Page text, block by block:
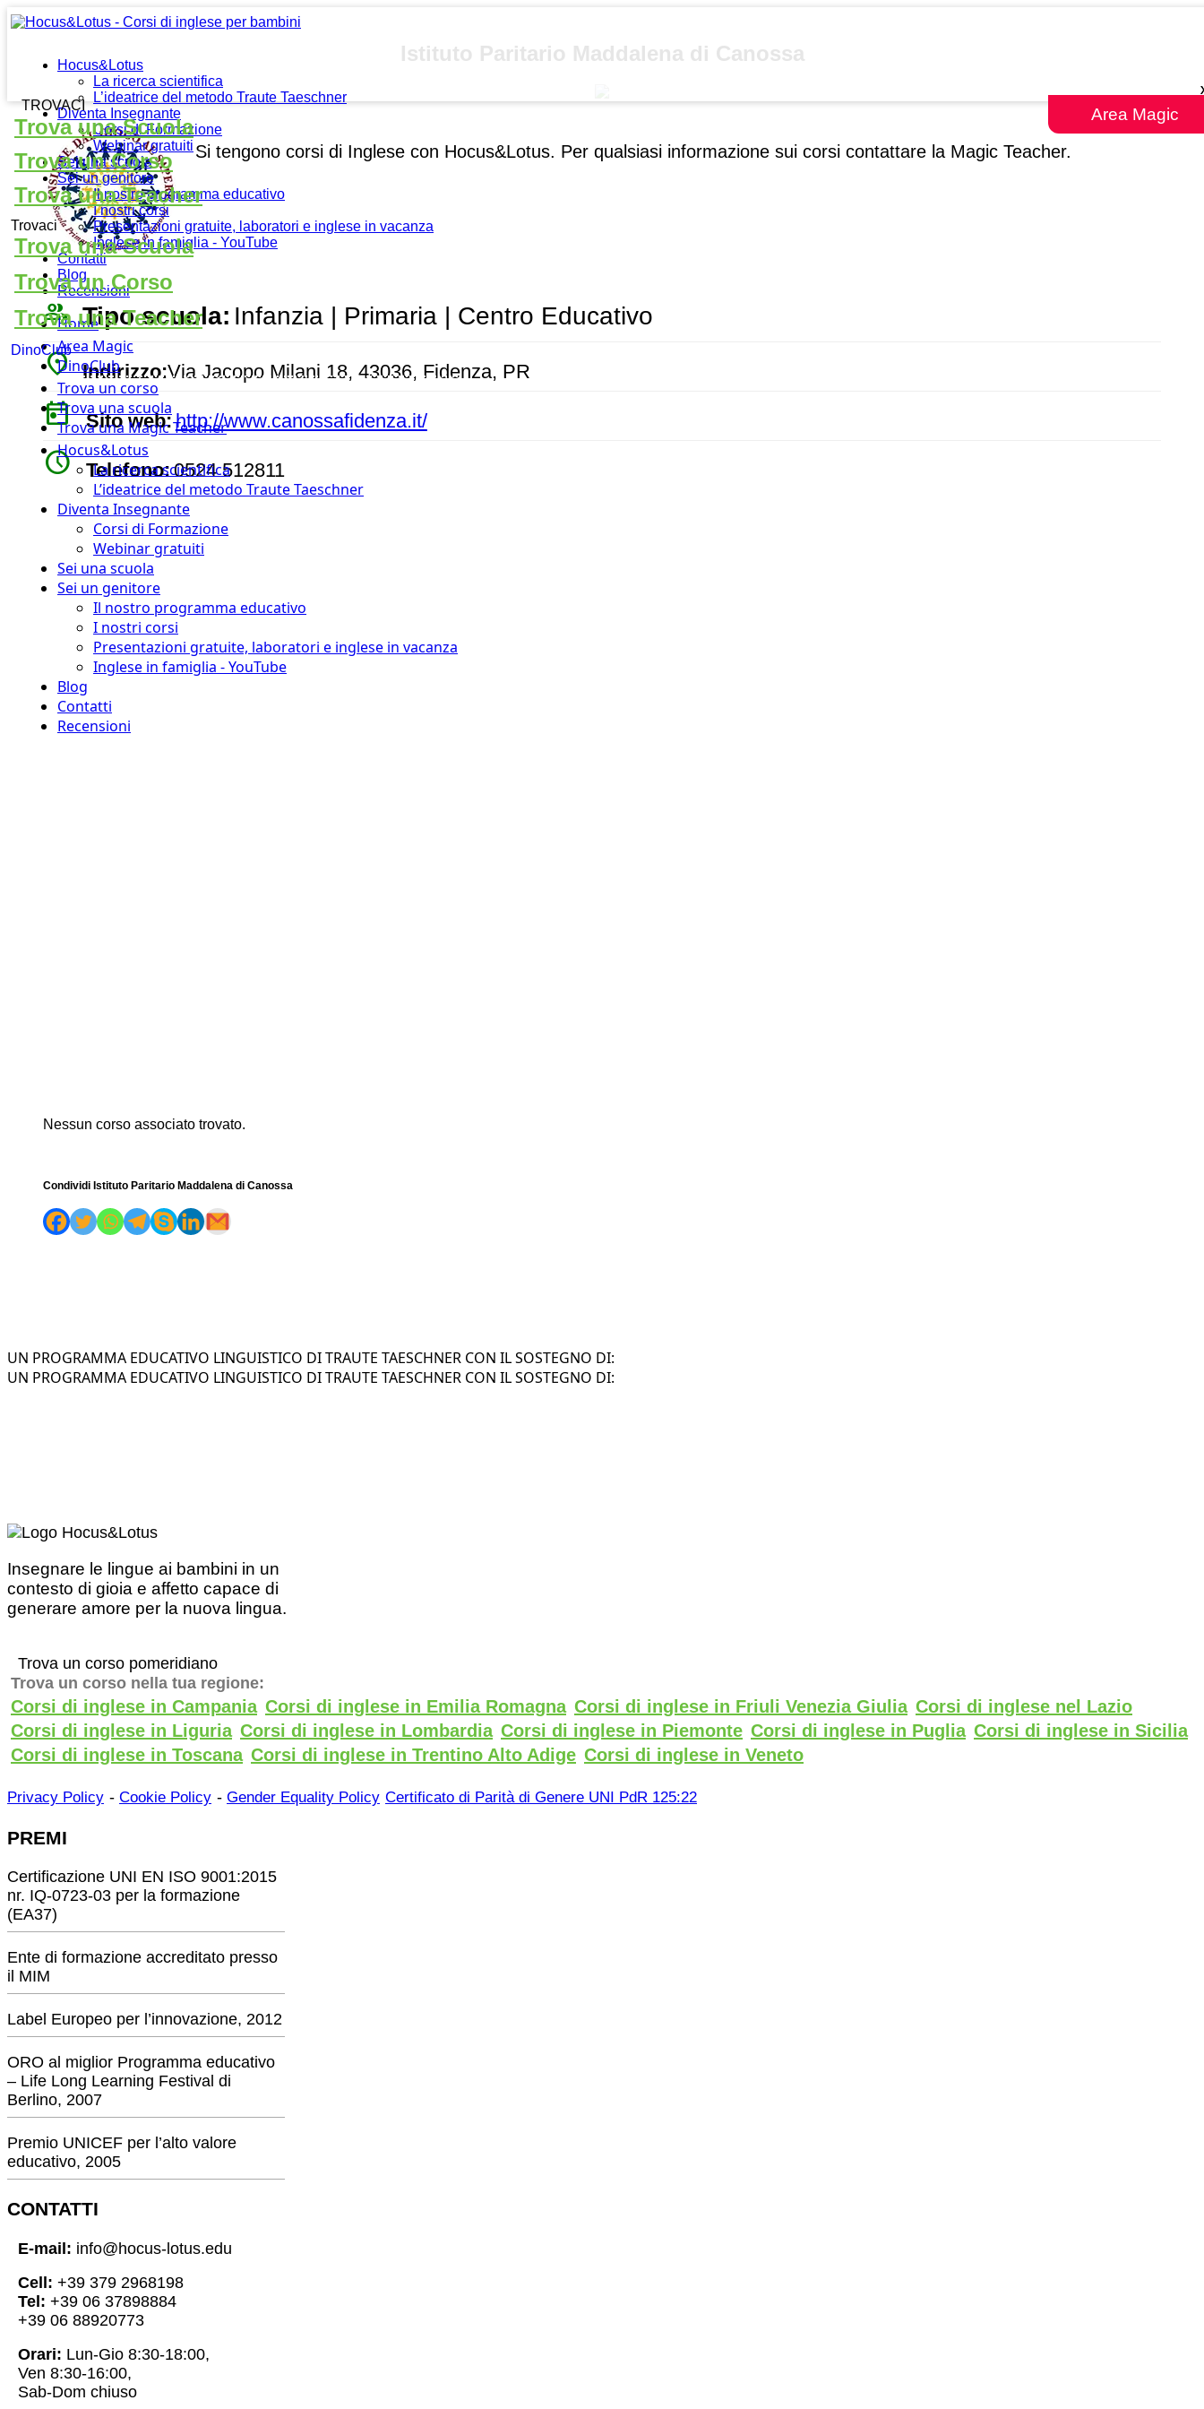
Hocus&Lotus
La ricerca scientifica
L’ideatrice del metodo Traute Taeschner
Diventa Insegnante
Corsi di Formazione
Webinar gratuiti
Sei una scuola
Sei un genitore
Il nostro programma educativo
I nostri corsi
Presentazioni gratuite, laboratori e inglese in vacanza
Inglese in famiglia - YouTube
Contatti
Blog
Recensioni
Home
Area Magic
DinoClub
Trova un corso
Trova una scuola
Trova una Magic Teacher
Hocus&Lotus
La ricerca scientifica
L’ideatrice del metodo Traute Taeschner
Diventa Insegnante
Corsi di Formazione
Webinar gratuiti
Sei una scuola
Sei un genitore
Il nostro programma educativo
I nostri corsi
Presentazioni gratuite, laboratori e inglese in vacanza
Inglese in famiglia - YouTube
Blog
Contatti
Recensioni
Area Magic
TROVACI
Trova una Scuola
Trova un Corso
Trova una Teacher
Trovaci
Trova una Scuola
Trova un Corso
Trova una Teacher
DinoClub
Istituto Paritario Maddalena di Canossa
Si tengono corsi di Inglese con Hocus&Lotus. Per qualsiasi informazione sui corsi contattare la Magic Teacher.
people_outline Tipo scuola: Infanzia | Primaria | Centro Educativo
place Indirizzo:Via Jacopo Milani 18, 43036, Fidenza, PR
today Sito web:http://www.canossafidenza.it/
watch_later Telefono:0524 512811
Nessun corso associato trovato.
Condividi Istituto Paritario Maddalena di Canossa
UN PROGRAMMA EDUCATIVO LINGUISTICO DI TRAUTE TAESCHNER CON IL SOSTEGNO DI:
UN PROGRAMMA EDUCATIVO LINGUISTICO DI TRAUTE TAESCHNER CON IL SOSTEGNO DI:
Insegnare le lingue ai bambini in un
contesto di gioia e affetto capace di
generare amore per la nuova lingua.
Trova un corso pomeridiano
Trova un corso nella tua regione:
Corsi di inglese in Campania Corsi di inglese in Emilia Romagna Corsi di inglese in Friuli Venezia Giulia Corsi di inglese nel Lazio
Corsi di inglese in Liguria Corsi di inglese in Lombardia Corsi di inglese in Piemonte Corsi di inglese in Puglia Corsi di inglese in Sicilia
Corsi di inglese in Toscana Corsi di inglese in Trentino Alto Adige Corsi di inglese in Veneto
Privacy Policy - Cookie Policy - Gender Equality Policy Certificato di Parità di Genere UNI PdR 125:22
PREMI
Certificazione UNI EN ISO 9001:2015
nr. IQ-0723-03 per la formazione
(EA37)
Ente di formazione accreditato presso
il MIM
Label Europeo per l’innovazione, 2012
ORO al miglior Programma educativo
– Life Long Learning Festival di
Berlino, 2007
Premio UNICEF per l’alto valore
educativo, 2005
CONTATTI
E-mail: info@hocus-lotus.edu
Cell: +39 379 2968198
Tel: +39 06 37898884
+39 06 88920773
Orari: Lun-Gio 8:30-18:00,
Ven 8:30-16:00,
Sab-Dom chiuso